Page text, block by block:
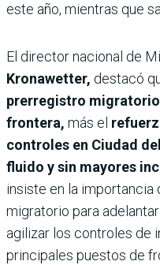
este año, mientras que
El director nacional de
Kronawetter, destacó
prerregistro
frontera, más el
controles en Ciudad
fluido y sin mayores
insiste en la
migratorio para
agilizar los controles de
principales puestos de